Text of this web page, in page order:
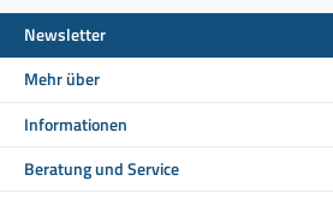
Newsletter
Mehr über
Informationen
Beratung und Service